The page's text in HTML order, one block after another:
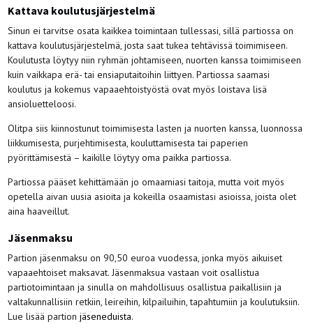
Kattava koulutusjärjestelmä
Sinun ei tarvitse osata kaikkea toimintaan tullessasi, sillä partiossa on
kattava koulutusjärjestelmä, josta saat tukea tehtävissä toimimiseen.
Koulutusta löytyy niin ryhmän johtamiseen, nuorten kanssa toimimiseen
kuin vaikkapa erä- tai ensiaputaitoihin liittyen. Partiossa saamasi
koulutus ja kokemus vapaaehtoistyöstä ovat myös loistava lisä
ansioluetteloosi.
Olitpa siis kiinnostunut toimimisesta lasten ja nuorten kanssa, luonnossa
liikkumisesta, purjehtimisesta, kouluttamisesta tai paperien
pyörittämisestä – kaikille löytyy oma paikka partiossa.
Partiossa pääset kehittämään jo omaamiasi taitoja, mutta voit myös
opetella aivan uusia asioita ja kokeilla osaamistasi asioissa, joista olet
aina haaveillut.
Jäsenmaksu
Partion jäsenmaksu on 90,50 euroa vuodessa, jonka myös aikuiset
vapaaehtoiset maksavat. Jäsenmaksua vastaan voit osallistua
partiotoimintaan ja sinulla on mahdollisuus osallistua paikallisiin ja
valtakunnallisiin retkiin, leireihin, kilpailuihin, tapahtumiin ja koulutuksiin.
Lue lisää partionjäseneduista.